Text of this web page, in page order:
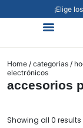
¡Elige
Home / categorias /
electrónicos
accesorios
Showing all 0 results